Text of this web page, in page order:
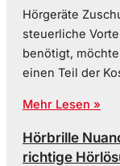
Hörgeräte
steuerliche
benötigt,
einen Teil der
Mehr Lesen »
Hörbrille
richtige